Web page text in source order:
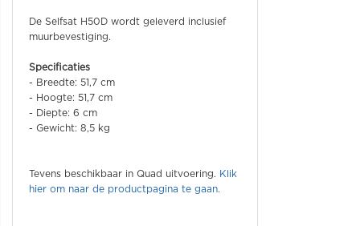
De Selfsat H50D wordt geleverd inclusief
muurbevestiging.
Specificaties
- Breedte: 51,7 cm
- Hoogte: 51,7 cm
- Diepte: 6 cm
- Gewicht: 8,5 kg
Tevens beschikbaar in Quad uitvoering. Klik
hier om naar de productpagina te gaan.